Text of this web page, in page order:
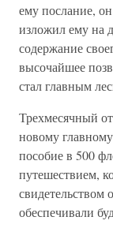
ему послание,
изложил ему на
содержание
высочайшее
стал главным
Трехмесячный
новому
пособие в 500
путешествием,
свидетельством
обеспечивали